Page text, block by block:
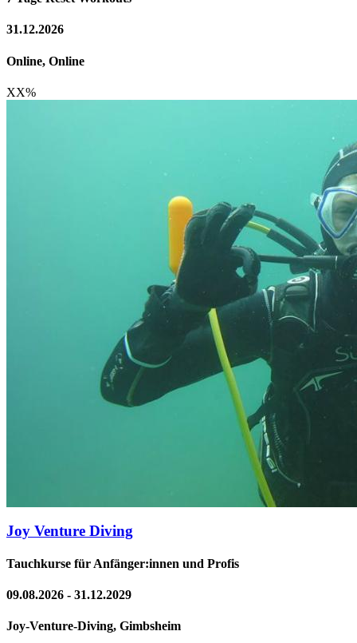
31.12.2026
Online, Online
XX%
Joy Venture Diving
Tauchkurse für Anfänger:innen und Profis
09.08.2026 - 31.12.2029
Joy-Venture-Diving, Gimbsheim